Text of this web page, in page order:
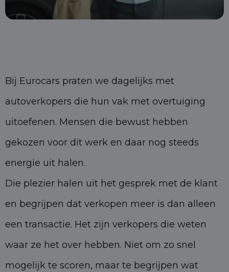
Bij Eurocars praten we dagelijks met
autoverkopers die hun vak met overtuiging
uitoefenen. Mensen die bewust hebben
gekozen voor dit werk en daar nog steeds
energie uit halen.
Die plezier halen uit het gesprek met de klant
en begrijpen dat verkopen meer is dan alleen
een transactie. Het zijn verkopers die weten
waar ze het over hebben. Niet om zo snel
mogelijk te scoren, maar te begrijpen wat